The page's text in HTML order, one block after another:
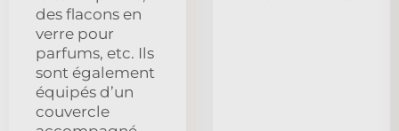
des flacons en
verre pour
parfums, etc. Ils
sont également
équipés d’un
couvercle